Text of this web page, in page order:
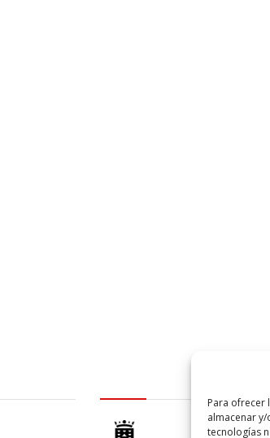
Para ofrecer
almacenar
tecnologías